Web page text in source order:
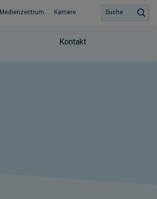
Medienzentrum Karriere
Kontakt
Suche